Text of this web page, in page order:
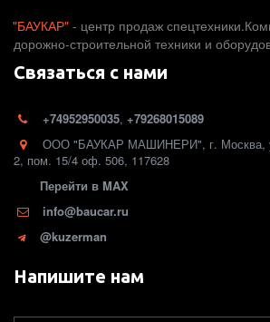
"БАУКАР" - центр продаж
дорожно-строительной техники и
Связаться с нами
+74952950035, +79268015089
ООО "БАУКАР МАШИНЕРИ", г. Москва,
2, пом. 15/4 оф. 506, 117628
Перейти в MAX
info@baucar.ru
@kuzerman
Напишите нам